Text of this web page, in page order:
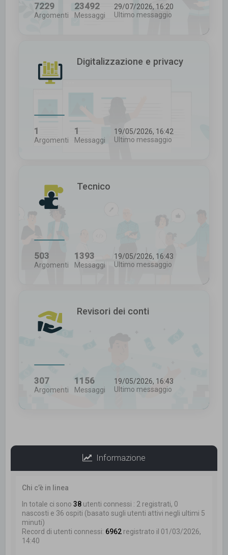
7229
Argomenti
23492
Messaggi
29/07/2026, 16:20
Ultimo messaggio
Digitalizzazione e privacy
1
Argomenti
1
Messaggi
19/05/2026, 16:42
Ultimo messaggio
Tecnico
503
Argomenti
1393
Messaggi
19/05/2026, 16:43
Ultimo messaggio
Revisori dei conti
307
Argomenti
1156
Messaggi
19/05/2026, 16:43
Ultimo messaggio
Informazione
Chi c’è in linea
In totale ci sono38 utenti connessi : 2 registrati, 0
nascosti e 36 ospiti (basato sugli utenti attivi negli ultimi 5
minuti)
Record di utenti connessi: 6962 registrato il 01/03/2026,
14:40